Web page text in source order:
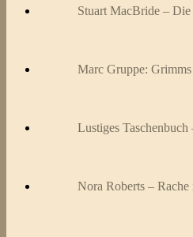
Stuart MacBride –
Marc Gruppe:
Lustiges
Nora Roberts –